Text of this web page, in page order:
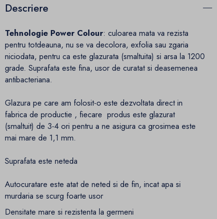
Descriere
Tehnologie Power Colour: culoarea mata va rezista
pentru totdeauna, nu se va decolora, exfolia sau zgaria
niciodata, pentru ca este glazurata (smaltuita) si arsa la 1200
grade. Suprafata este fina, usor de curatat si deasemenea
antibacteriana.
Glazura pe care am folosit-o este dezvoltata direct in
fabrica de productie , fiecare produs este glazurat
(smaltuit) de 3-4 ori pentru a ne asigura ca grosimea este
mai mare de 1,1 mm.
Suprafata este neteda
Autocuratare este atat de neted si de fin, incat apa si
murdaria se scurg foarte usor
Densitate mare si rezistenta la germeni